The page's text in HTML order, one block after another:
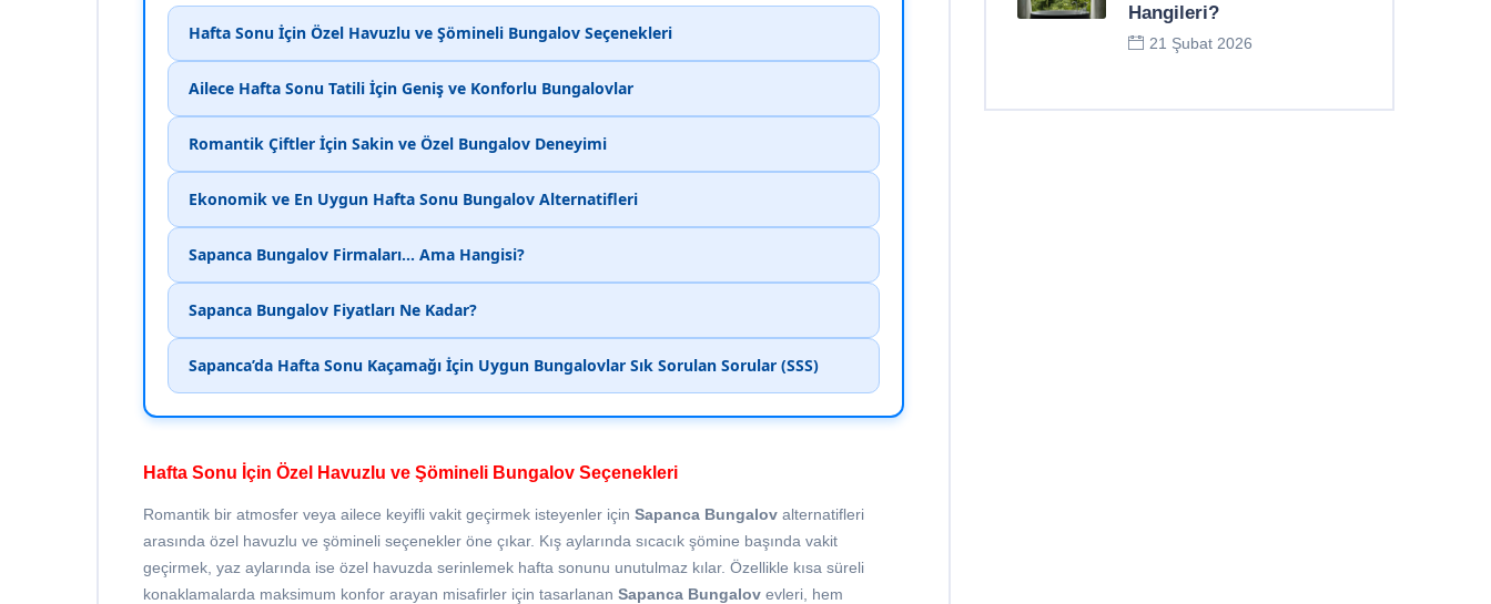
Hafta Sonu İçin Özel Havuzlu ve Şömineli Bungalov Seçenekleri
Ailece Hafta Sonu Tatili İçin Geniş ve Konforlu Bungalovlar
Romantik Çiftler İçin Sakin ve Özel Bungalov Deneyimi
Ekonomik ve En Uygun Hafta Sonu Bungalov Alternatifleri
Sapanca Bungalov Firmaları... Ama Hangisi?
Sapanca Bungalov Fiyatları Ne Kadar?
Sapanca’da Hafta Sonu Kaçamağı İçin Uygun Bungalovlar Sık Sorulan Sorular (SSS)
Hafta Sonu İçin Özel Havuzlu ve Şömineli Bungalov Seçenekleri
Romantik bir atmosfer veya ailece keyifli vakit geçirmek isteyenler için Sapanca Bungalov alternatifleri
arasında özel havuzlu ve şömineli seçenekler öne çıkar. Kış aylarında sıcacık şömine başında vakit
geçirmek, yaz aylarında ise özel havuzda serinlemek hafta sonunu unutulmaz kılar. Özellikle kısa süreli
konaklamalarda maksimum konfor arayan misafirler için tasarlanan Sapanca Bungalov evleri, hem
Hangileri?
21 Şubat 2026